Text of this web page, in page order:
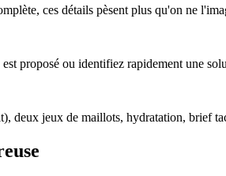
ces détails pèsent plus qu'on ne
proposé ou identifiez rapidement une
deux jeux de maillots, hydratation, brief